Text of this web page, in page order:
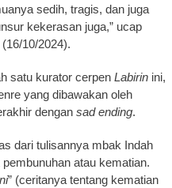
sedih, tragis, dan juga
kekerasan juga,” ucap
10/2024).
satu kurator cerpenLabirinini,
yang dibawakan oleh
dengan sad ending.
dari tulisannya mbak Indah
atau kematian.
” (ceritanya tentang kematian